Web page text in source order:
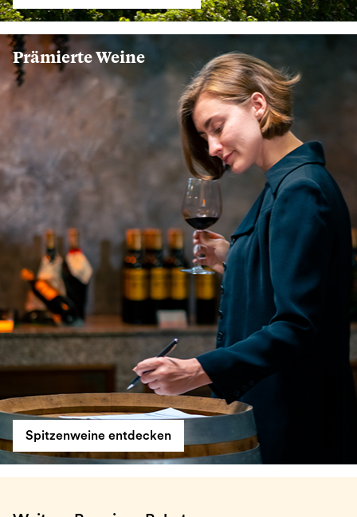
Prämierte Weine
Spitzenweine entdecken